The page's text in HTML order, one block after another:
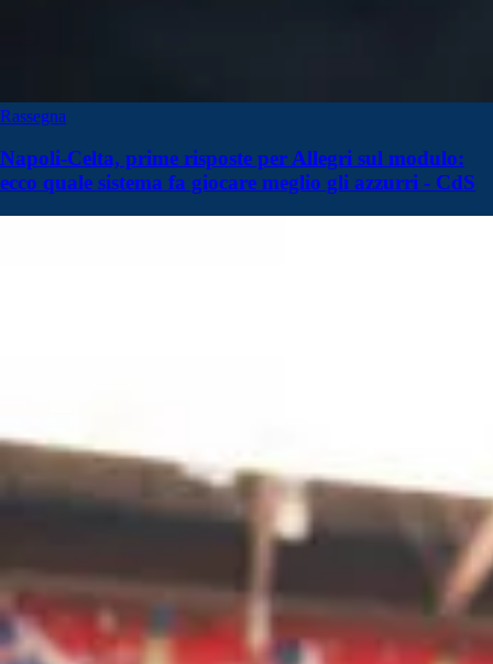
Rassegna
Napoli-Celta, prime risposte per Allegri sul modulo:
ecco quale sistema fa giocare meglio gli azzurri - CdS